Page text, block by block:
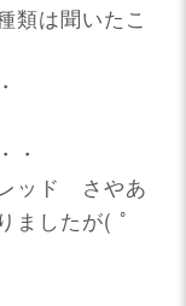
類は聞いたこ
・
ッド さやあ
ましたが( ﾟ